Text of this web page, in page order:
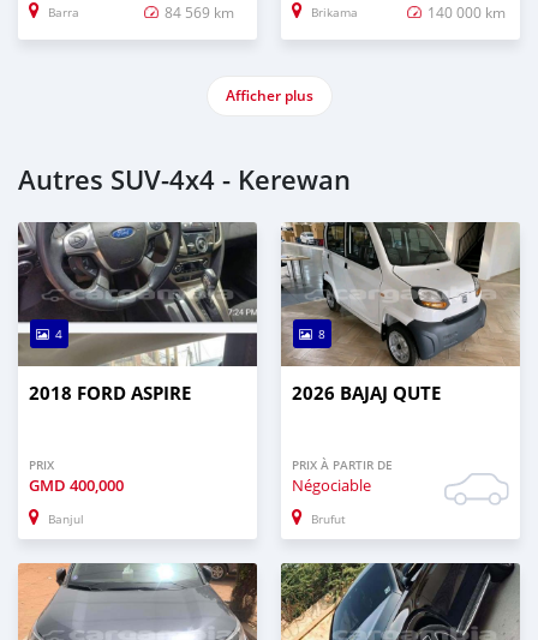
Barra 84 569 km Brikama 140 000 km
Afficher plus
Autres SUV‒4x4 - Kerewan
4
2018 FORD ASPIRE
PRIX
GMD 400,000
Banjul
8
2026 BAJAJ QUTE
PRIX À PARTIR DE
Négociable
Brufut